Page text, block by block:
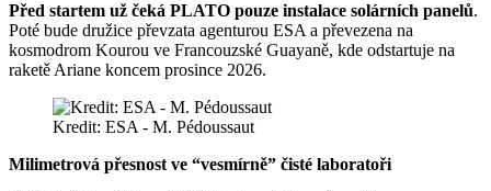
Před startem už čeká PLATO pouze instalace solárních panelů.
Poté bude družice převzata agenturou ESA a převezena na
kosmodrom Kourou ve Francouzské Guayaně, kde odstartuje na
raketě Ariane koncem prosince 2026.
Kredit: ESA - M. Pédoussaut
Milimetrová přesnost ve “vesmírně” čisté laboratoři